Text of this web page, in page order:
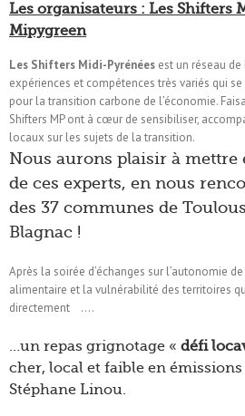
Les organisateurs : Les Shifters
Mipygreen
Les Shifters Midi-Pyrénées est un réseau
expériences et compétences très variés qui
pour la transition carbone de l’économie.
Shifters MP ont à cœur de sensibiliser,
locaux sur les sujets de la transition.
Nous aurons plaisir à mettre
de ces experts, en nous
des 37 communes de
Blagnac !
Après la soirée d’échanges sur l’autonomie
alimentaire et la vulnérabilité des territoires
directement ….
…un repas grignotage « défi
cher, local et faible en émissions
Stéphane Linou.